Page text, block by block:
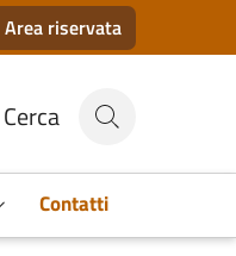
Area riservata
Cerca
Contatti